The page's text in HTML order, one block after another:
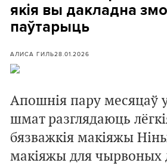
якія вы дакладна
паўтарыць
АЛИСА ГИЛЬ28.01.2026
Апошнія пару месяцаў
шмат разглядаюць
бязважкія макіяжы
макіяжы для чырвоных